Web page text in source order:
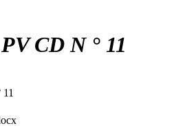
PV CD N ° 11